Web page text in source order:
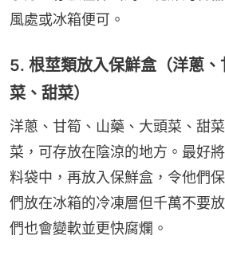
風處或冰箱便可。
5. 根莖類放入保鮮盒（洋蔥
菜、甜菜）
洋蔥、甘筍、山藥、大頭菜、甜
菜，可存放在陰涼的地方。最好
料袋中，再放入保鮮盒，令他們
們放在冰箱的冷凍層但千萬不要
們也會變軟並更快腐爛。